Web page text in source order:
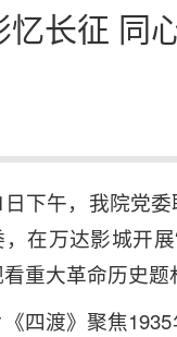
忆长征 同
日下午，我院党
在万达影城开
重大革命历史题
四渡》聚焦